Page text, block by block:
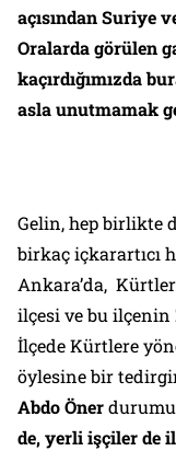
açısından Suriye
Oralarda görülen
kaçırdığımızda
asla unutmamak
Gelin, hep birlikte
birkaç içkarartıcı
Ankara’da,
ilçesi ve bu ilçenin
İlçede Kürtlere
öylesine bir
Abdo Önerdurumu
de, yerli işçiler de